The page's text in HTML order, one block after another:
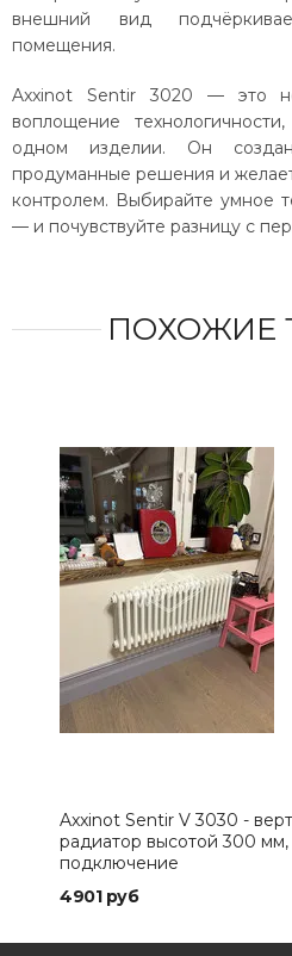
внешний вид
помещения.
Axxinot Sentir 3020 — это
воплощение
одном изделии. Он
продуманные решения и
контролем. Выбирайте умное
— и почувствуйте разницу с
ПОХОЖИЕ
Axxinot Sentir V 3030 -
радиатор высотой 300
подключение
4901 руб